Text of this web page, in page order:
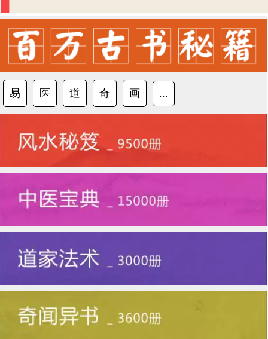
易 医 道 奇 画 ...